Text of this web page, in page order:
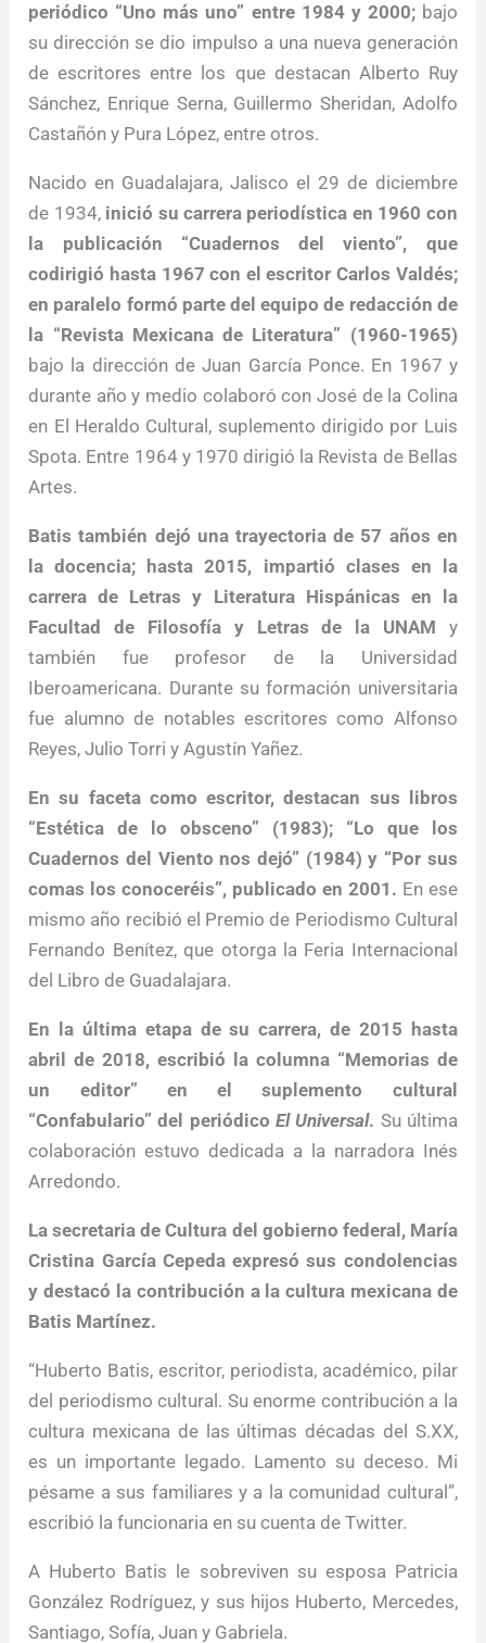
periódico “Uno más uno” entre 1984 y 2000;bajo
su dirección se dio impulso a una nueva generación
de escritores entre los que destacan Alberto Ruy
Sánchez, Enrique Serna, Guillermo Sheridan, Adolfo
Castañón y Pura López, entre otros.
Nacido en Guadalajara, Jalisco el 29 de diciembre
de 1934, inició su carrera periodística en 1960 con
la publicación “Cuadernos del viento”, que
codirigió hasta 1967 con el escritor Carlos Valdés;
en paralelo formó parte del equipo de redacción de
la “Revista Mexicana de Literatura” (1960-1965)
bajo la dirección de Juan García Ponce. En 1967 y
durante año y medio colaboró con José de la Colina
en El Heraldo Cultural, suplemento dirigido por Luis
Spota. Entre 1964 y 1970 dirigió la Revista de Bellas
Artes.
Batis también dejó una trayectoria de 57 años en
la docencia; hasta 2015, impartió clases en la
carrera de Letras y Literatura Hispánicas en la
Facultad de Filosofía y Letras de la UNAM y
también fue profesor de la Universidad
Iberoamericana. Durante su formación universitaria
fue alumno de notables escritores como Alfonso
Reyes, Julio Torri y Agustín Yañez.
En su faceta como escritor, destacan sus libros
“Estética de lo obsceno” (1983); “Lo que los
Cuadernos del Viento nos dejó” (1984) y “Por sus
comas los conoceréis”, publicado en 2001. En ese
mismo año recibió el Premio de Periodismo Cultural
Fernando Benítez, que otorga la Feria Internacional
del Libro de Guadalajara.
En la última etapa de su carrera, de 2015 hasta
abril de 2018, escribió la columna “Memorias de
un editor” en el suplemento cultural
“Confabulario” del periódico El Universal. Su última
colaboración estuvo dedicada a la narradora Inés
Arredondo.
La secretaria de Cultura del gobierno federal, María
Cristina García Cepeda expresó sus condolencias
y destacó la contribución a la cultura mexicana de
Batis Martínez.
“Huberto Batis, escritor, periodista, académico, pilar
del periodismo cultural. Su enorme contribución a la
cultura mexicana de las últimas décadas del S.XX,
es un importante legado. Lamento su deceso. Mi
pésame a sus familiares y a la comunidad cultural”,
escribió la funcionaria en su cuenta de Twitter.
A Huberto Batis le sobreviven su esposa Patricia
González Rodríguez, y sus hijos Huberto, Mercedes,
Santiago, Sofía, Juan y Gabriela.